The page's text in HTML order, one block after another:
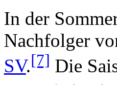
In der
Nachfolger
SV.[7] Die